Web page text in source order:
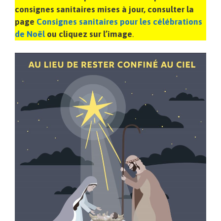
consignes sanitaires mises à jour, consulter la
page Consignes sanitaires pour les célébrations
de Noëlou cliquez sur l’image.